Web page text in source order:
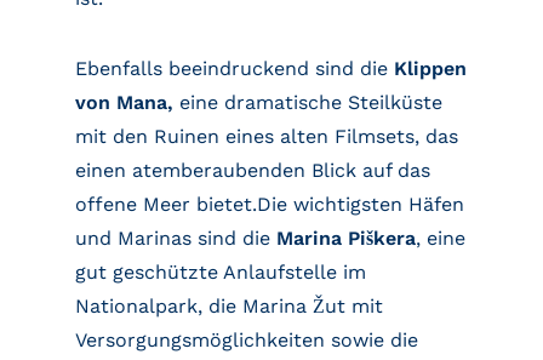
Ebenfalls beeindruckend sind die Klippen
von Mana, eine dramatische Steilküste
mit den Ruinen eines alten Filmsets, das
einen atemberaubenden Blick auf das
offene Meer bietet.Die wichtigsten Häfen
und Marinas sind die Marina Piškera, eine
gut geschützte Anlaufstelle im
Nationalpark, die Marina Žut mit
Versorgungsmöglichkeiten sowie die